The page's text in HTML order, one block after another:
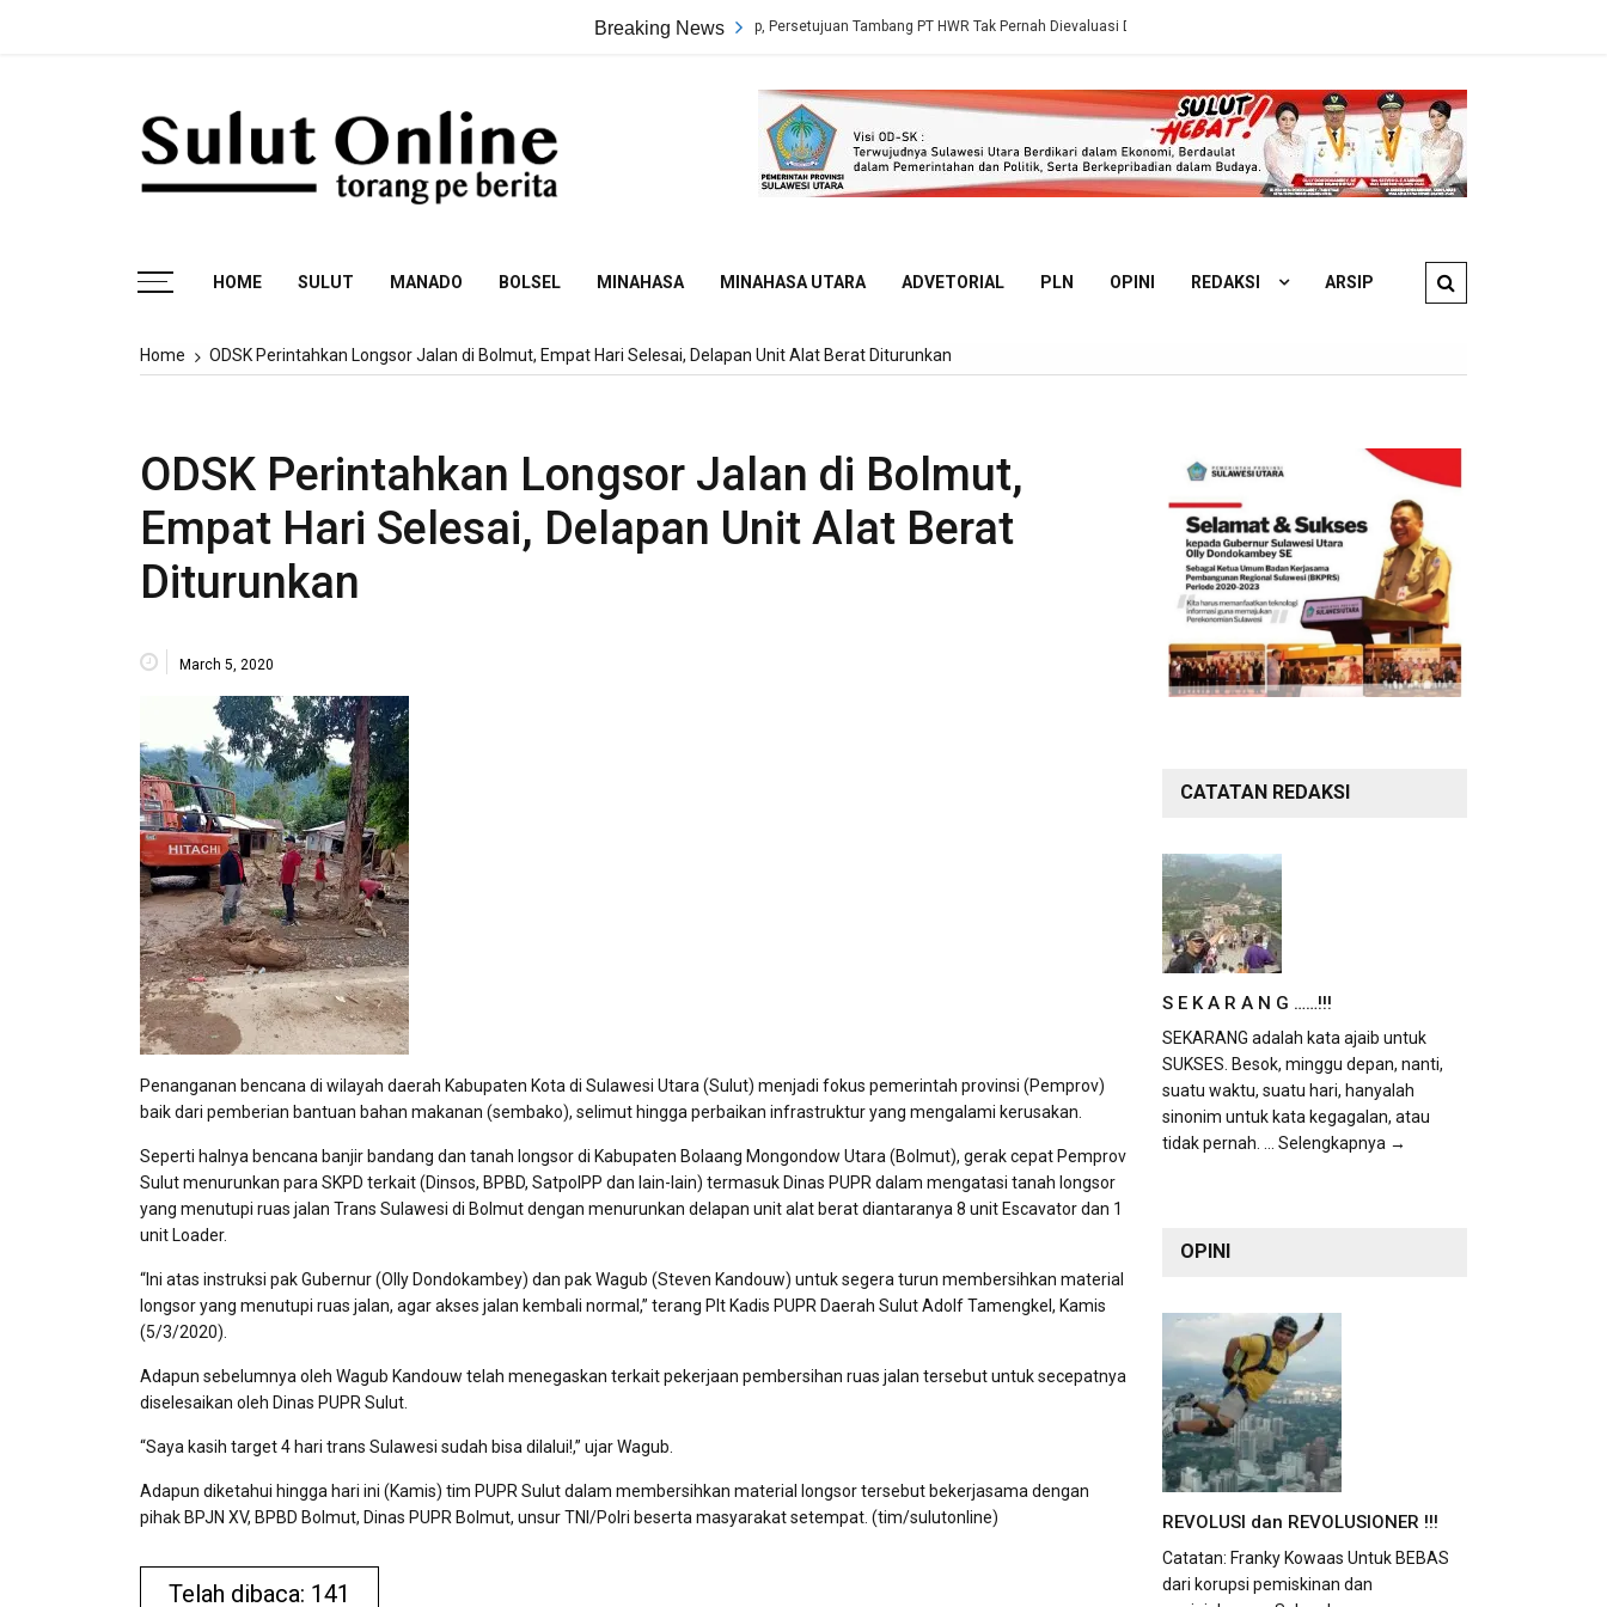
Breaking News
Fakta Sidang Terungkap, Persetujuan Tambang PT HWR Tak Pernah Dievaluasi Dinas ESDM
HOME SULUT MANADO BOLSEL MINAHASA MINAHASA UTARA ADVETORIAL PLN OPINI REDAKSI ARSIP
Home ODSK Perintahkan Longsor Jalan di Bolmut, Empat Hari Selesai, Delapan Unit Alat Berat Diturunkan
ODSK Perintahkan Longsor Jalan di Bolmut,
Empat Hari Selesai, Delapan Unit Alat Berat
Diturunkan
March 5, 2020
Penanganan bencana di wilayah daerah Kabupaten Kota di Sulawesi Utara (Sulut) menjadi fokus pemerintah provinsi (Pemprov)
baik dari pemberian bantuan bahan makanan (sembako), selimut hingga perbaikan infrastruktur yang mengalami kerusakan.
Seperti halnya bencana banjir bandang dan tanah longsor di Kabupaten Bolaang Mongondow Utara (Bolmut), gerak cepat Pemprov
Sulut menurunkan para SKPD terkait (Dinsos, BPBD, SatpolPP dan lain-lain) termasuk Dinas PUPR dalam mengatasi tanah longsor
yang menutupi ruas jalan Trans Sulawesi di Bolmut dengan menurunkan delapan unit alat berat diantaranya 8 unit Escavator dan 1
unit Loader.
“Ini atas instruksi pak Gubernur (Olly Dondokambey) dan pak Wagub (Steven Kandouw) untuk segera turun membersihkan material
longsor yang menutupi ruas jalan, agar akses jalan kembali normal,” terang Plt Kadis PUPR Daerah Sulut Adolf Tamengkel, Kamis
(5/3/2020).
Adapun sebelumnya oleh Wagub Kandouw telah menegaskan terkait pekerjaan pembersihan ruas jalan tersebut untuk secepatnya
diselesaikan oleh Dinas PUPR Sulut.
“Saya kasih target 4 hari trans Sulawesi sudah bisa dilalui!,” ujar Wagub.
Adapun diketahui hingga hari ini (Kamis) tim PUPR Sulut dalam membersihkan material longsor tersebut bekerjasama dengan
pihak BPJN XV, BPBD Bolmut, Dinas PUPR Bolmut, unsur TNI/Polri beserta masyarakat setempat. (tim/sulutonline)
Telah dibaca: 141
CATATAN REDAKSI
S E K A R A N G ……!!!
SEKARANG adalah kata ajaib untuk
SUKSES. Besok, minggu depan, nanti,
suatu waktu, suatu hari, hanyalah
sinonim untuk kata kegagalan, atau
tidak pernah. ... Selengkapnya →
OPINI
REVOLUSI dan REVOLUSIONER !!!
Catatan: Franky Kowaas Untuk BEBAS
dari korupsi pemiskinan dan